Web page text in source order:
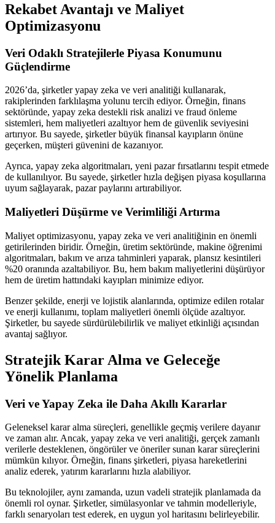
Rekabet Avantajı ve Maliyet
Optimizasyonu
Veri Odaklı Stratejilerle Piyasa Konumunu
Güçlendirme
2026’da, şirketler yapay zeka ve veri analitiği kullanarak,
rakiplerinden farklılaşma yolunu tercih ediyor. Örneğin, finans
sektöründe, yapay zeka destekli risk analizi ve fraud önleme
sistemleri, hem maliyetleri azaltıyor hem de güvenlik seviyesini
artırıyor. Bu sayede, şirketler büyük finansal kayıpların önüne
geçerken, müşteri güvenini de kazanıyor.
Ayrıca, yapay zeka algoritmaları, yeni pazar fırsatlarını tespit etmede
de kullanılıyor. Bu sayede, şirketler hızla değişen piyasa koşullarına
uyum sağlayarak, pazar paylarını artırabiliyor.
Maliyetleri Düşürme ve Verimliliği Artırma
Maliyet optimizasyonu, yapay zeka ve veri analitiğinin en önemli
getirilerinden biridir. Örneğin, üretim sektöründe, makine öğrenimi
algoritmaları, bakım ve arıza tahminleri yaparak, plansız kesintileri
%20 oranında azaltabiliyor. Bu, hem bakım maliyetlerini düşürüyor
hem de üretim hattındaki kayıpları minimize ediyor.
Benzer şekilde, enerji ve lojistik alanlarında, optimize edilen rotalar
ve enerji kullanımı, toplam maliyetleri önemli ölçüde azaltıyor.
Şirketler, bu sayede sürdürülebilirlik ve maliyet etkinliği açısından
avantaj sağlıyor.
Stratejik Karar Alma ve Geleceğe
Yönelik Planlama
Veri ve Yapay Zeka ile Daha Akıllı Kararlar
Geleneksel karar alma süreçleri, genellikle geçmiş verilere dayanır
ve zaman alır. Ancak, yapay zeka ve veri analitiği, gerçek zamanlı
verilerle desteklenen, öngörüler ve öneriler sunan karar süreçlerini
mümkün kılıyor. Örneğin, finans şirketleri, piyasa hareketlerini
analiz ederek, yatırım kararlarını hızla alabiliyor.
Bu teknolojiler, aynı zamanda, uzun vadeli stratejik planlamada da
önemli rol oynar. Şirketler, simülasyonlar ve tahmin modelleriyle,
farklı senaryoları test ederek, en uygun yol haritasını belirleyebilir.